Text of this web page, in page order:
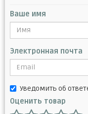
Ваше имя
Электронная почта
Уведомить об
Оценить товар